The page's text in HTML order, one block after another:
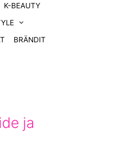
K-BEAUTY
BRÄNDIT
ja